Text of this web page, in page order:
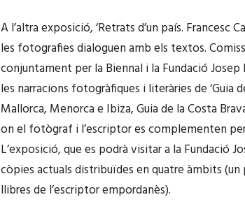
A l’altra exposició, ‘Retrats d’un país. Francesc
les fotografies dialoguen amb els textos.
conjuntament per la Biennal i la Fundació Josep
les narracions fotogràfiques i literàries de ‘Guia
Mallorca, Menorca e Ibiza, Guia de la Costa
on el fotògraf i l’escriptor es complementen
L’exposició, que es podrà visitar a la Fundació
còpies actuals distribuïdes en quatre àmbits (un
llibres de l’escriptor empordanès).